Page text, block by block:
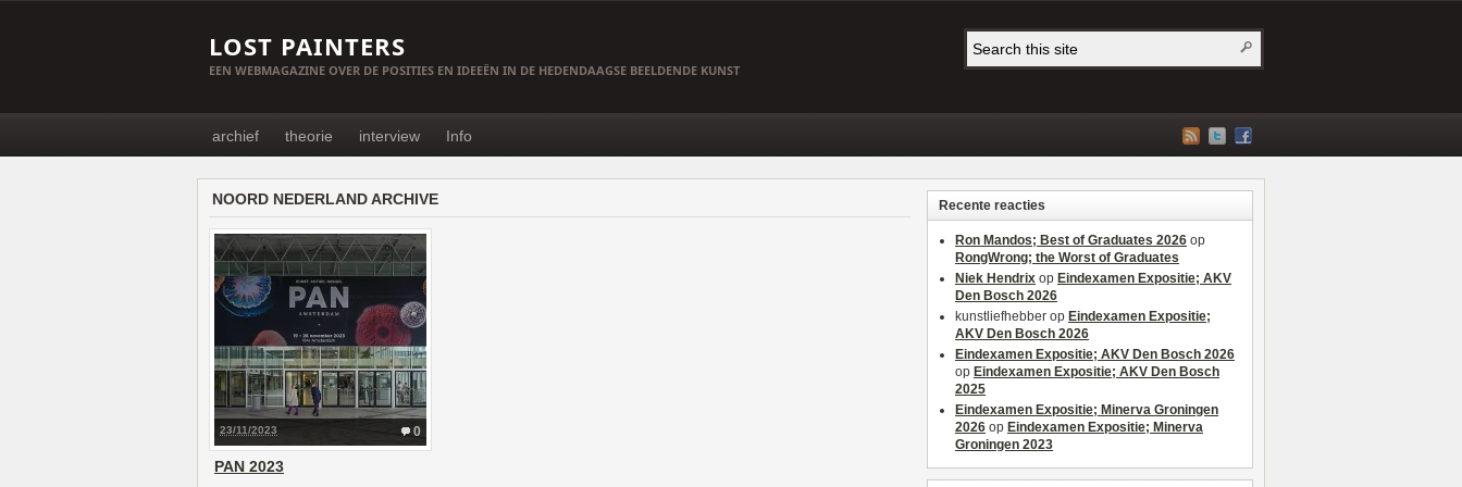
LOST PAINTERS
EEN WEBMAGAZINE OVER DE POSITIES EN IDEEËN IN DE HEDENDAAGSE BEELDENDE KUNST
archief theorie interview Info
NOORD NEDERLAND ARCHIVE
0
23/11/2023
PAN 2023
Recente reacties
Ron Mandos; Best of Graduates 2026 op
RongWrong; the Worst of Graduates
Niek Hendrix op Eindexamen Expositie; AKV
Den Bosch 2026
kunstliefhebber op Eindexamen Expositie;
AKV Den Bosch 2026
Eindexamen Expositie; AKV Den Bosch 2026
op Eindexamen Expositie; AKV Den Bosch
2025
Eindexamen Expositie; Minerva Groningen
2026 op Eindexamen Expositie; Minerva
Groningen 2023